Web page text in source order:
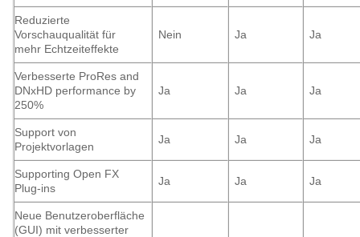
Reduzierte
Vorschauqualität für
mehr Echtzeiteffekte
Nein Ja Ja
Verbesserte ProRes and
DNxHD performance by
250%
Ja Ja Ja
Support von
Projektvorlagen
Ja Ja Ja
Supporting Open FX
Plug-ins
Ja Ja Ja
Neue Benutzeroberfläche
(GUI) mit verbesserter